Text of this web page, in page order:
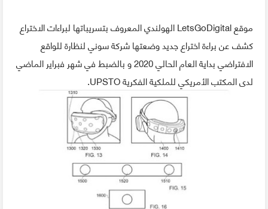
موقع LetsGoDigital الهولندي المعروف بتسريباتها لبراءات الاختراع
كشف عن براءة اختراع جديد وضعتها شركة سوني لنظارة للواقع
الافتراضي بداية العام الحالي 2020 و بالضبط في شهر فبراير الماضي
لدى المكتب الأمريكي للملكية الفكرية UPSTO.